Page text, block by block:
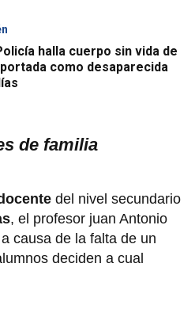
halla cuerpo sin vida de
como desaparecida
de familia
del nivel secundario
, el profesor juan Antonio
causa de la falta de un
deciden a cual